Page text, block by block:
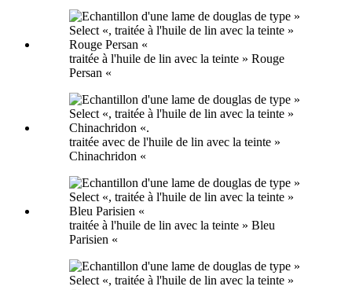
traitée à l'huile de lin avec la teinte » Rouge
Persan «
traitée avec de l'huile de lin avec la teinte »
Chinachridon «
traitée à l'huile de lin avec la teinte » Bleu
Parisien «